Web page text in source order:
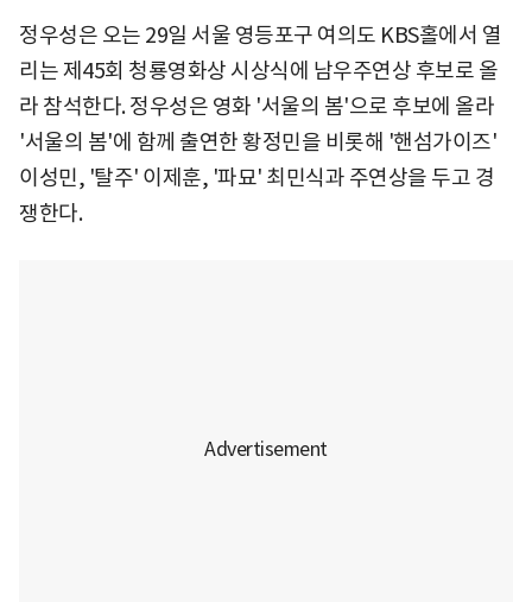
정우성은 오는 29일 서울 영등포구 여의도 KBS홀에서 열
리는 제45회 청룡영화상 시상식에 남우주연상 후보로 올
라 참석한다. 정우성은 영화 '서울의 봄'으로 후보에 올라
'서울의 봄'에 함께 출연한 황정민을 비롯해 '핸섬가이즈'
이성민, '탈주' 이제훈, '파묘' 최민식과 주연상을 두고 경
쟁한다.